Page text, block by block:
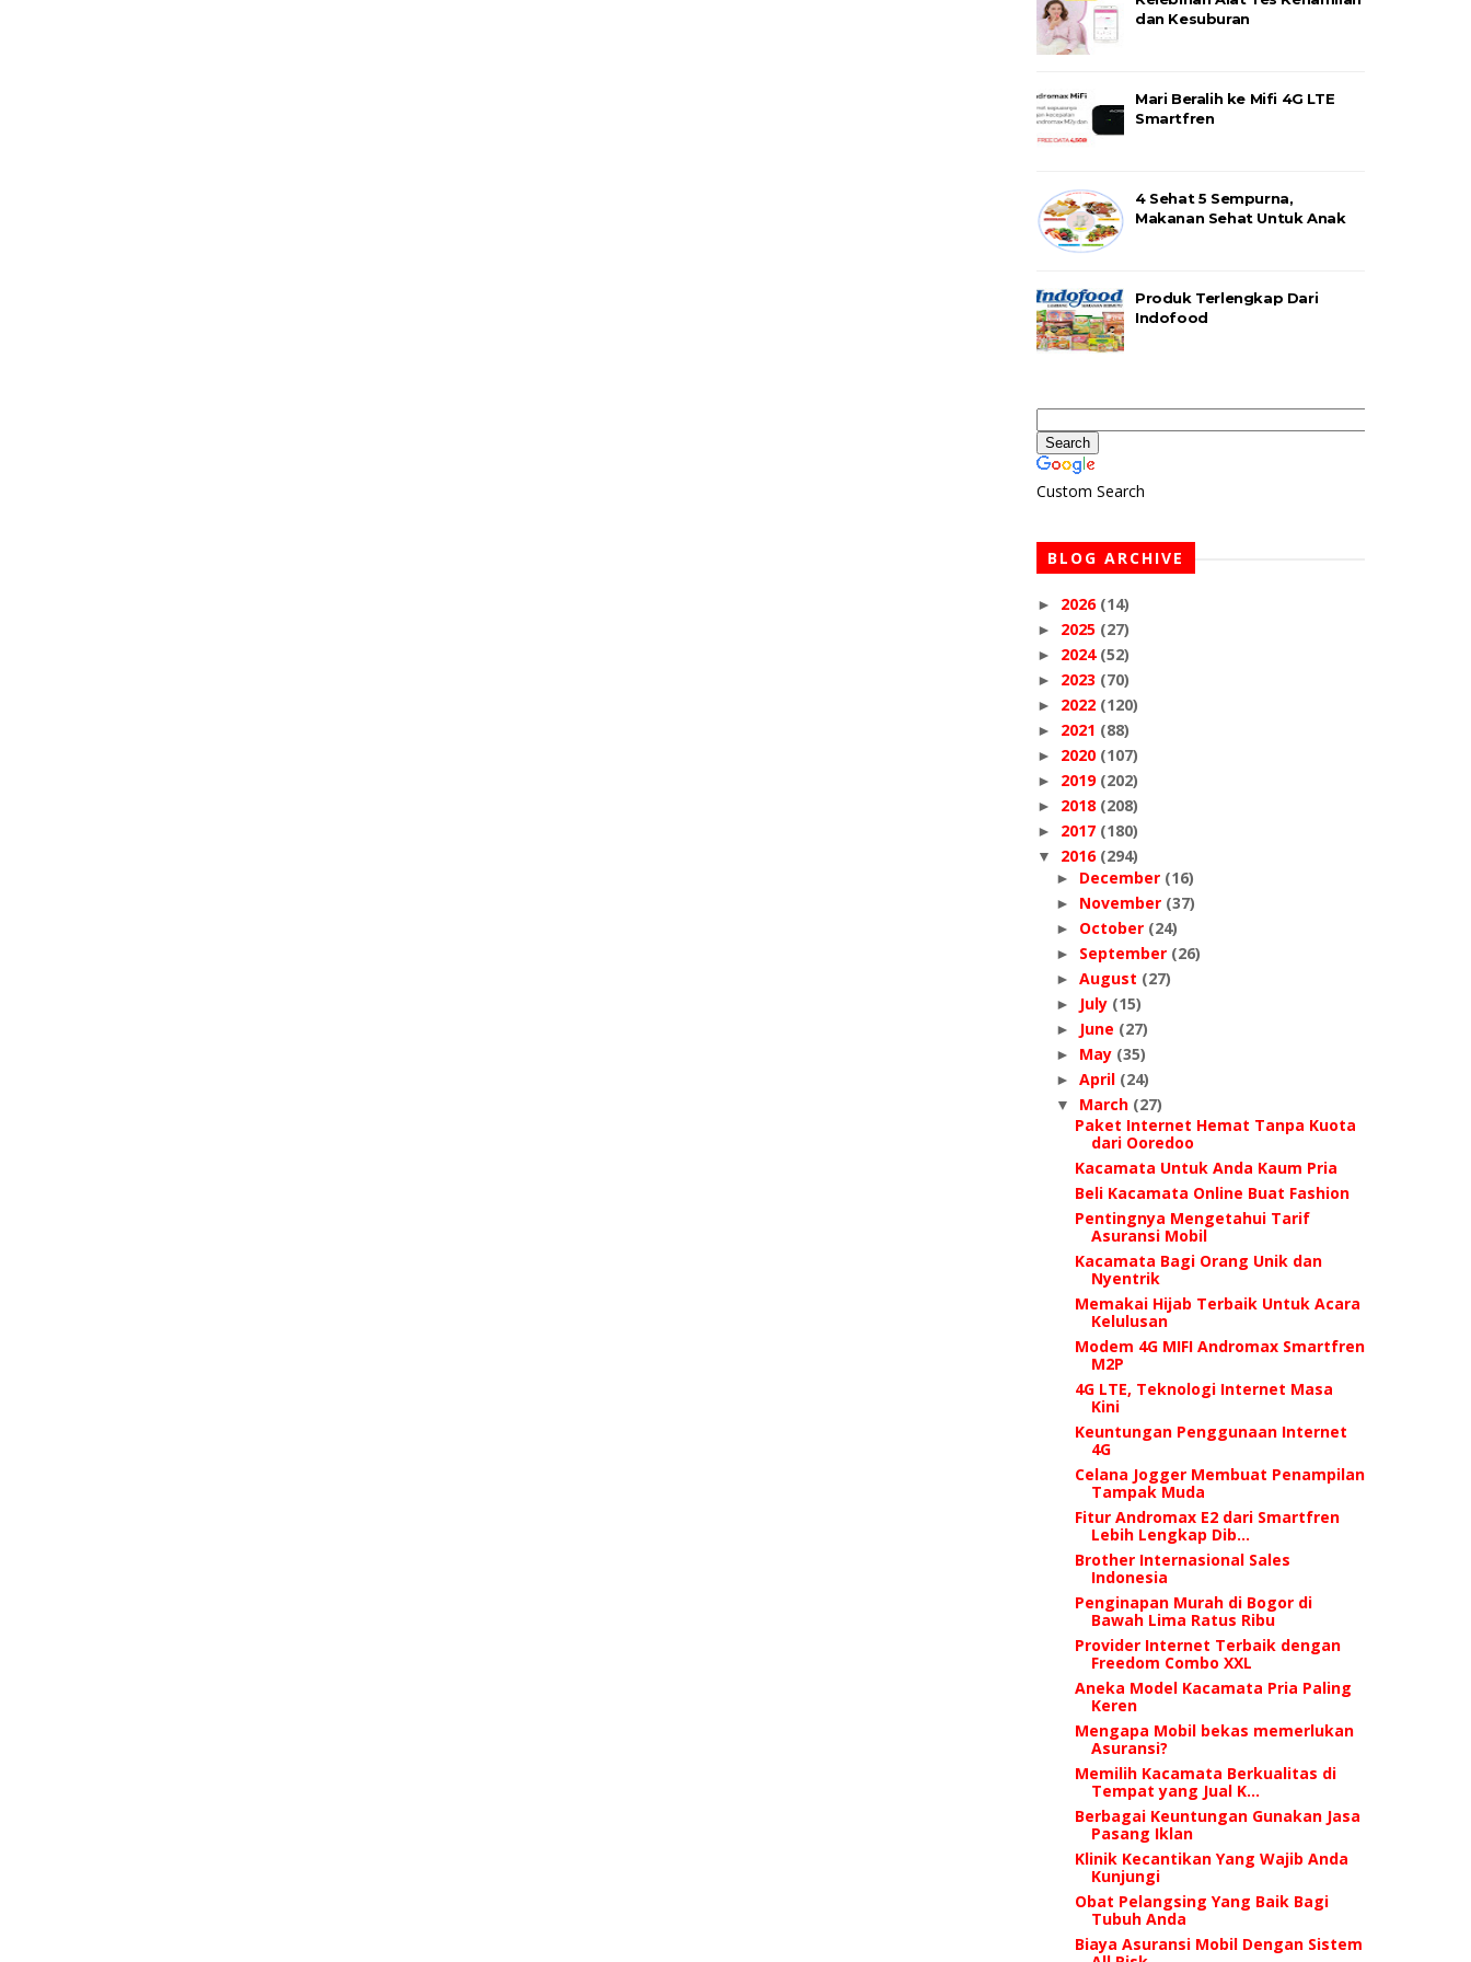
dan Kesuburan
Mari Beralih ke Mifi 4G LTE
Smartfren
4 Sehat 5 Sempurna,
Makanan Sehat Untuk Anak
Produk Terlengkap Dari
Indofood
Custom Search
BLOG ARCHIVE
► 2026 (14)
► 2025 (27)
► 2024 (52)
► 2023 (70)
► 2022 (120)
► 2021 (88)
► 2020 (107)
► 2019 (202)
► 2018 (208)
► 2017 (180)
▼ 2016 (294)
► December (16)
► November (37)
► October (24)
► September (26)
► August (27)
► July (15)
► June (27)
► May (35)
► April (24)
▼ March (27)
Paket Internet Hemat Tanpa Kuota
dari Ooredoo
Kacamata Untuk Anda Kaum Pria
Beli Kacamata Online Buat Fashion
Pentingnya Mengetahui Tarif
Asuransi Mobil
Kacamata Bagi Orang Unik dan
Nyentrik
Memakai Hijab Terbaik Untuk Acara
Kelulusan
Modem 4G MIFI Andromax Smartfren
M2P
4G LTE, Teknologi Internet Masa
Kini
Keuntungan Penggunaan Internet
4G
Celana Jogger Membuat Penampilan
Tampak Muda
Fitur Andromax E2 dari Smartfren
Lebih Lengkap Dib...
Brother Internasional Sales
Indonesia
Penginapan Murah di Bogor di
Bawah Lima Ratus Ribu
Provider Internet Terbaik dengan
Freedom Combo XXL
Aneka Model Kacamata Pria Paling
Keren
Mengapa Mobil bekas memerlukan
Asuransi?
Memilih Kacamata Berkualitas di
Tempat yang Jual K...
Berbagai Keuntungan Gunakan Jasa
Pasang Iklan
Klinik Kecantikan Yang Wajib Anda
Kunjungi
Obat Pelangsing Yang Baik Bagi
Tubuh Anda
Biaya Asuransi Mobil Dengan Sistem